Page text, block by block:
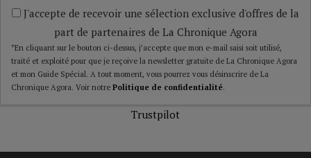
J'accepte de recevoir une sélection exclusive d'offres de la
part de partenaires de La Chronique Agora
*En cliquant sur le bouton ci-dessus, j’accepte que mon e-mail saisi soit utilisé,
traité et exploité pour que je reçoive la newsletter gratuite de La Chronique Agora
et mon Guide Spécial. A tout moment, vous pourrez vous désinscrire de La
Chronique Agora. Voir notre Politique de confidentialité.
Trustpilot